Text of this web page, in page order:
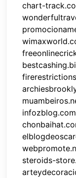
chart-
infozblog.com
steroids-